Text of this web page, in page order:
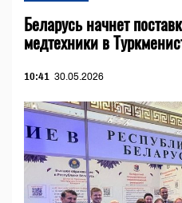
Беларусь начнет
медтехники в
10:41 30.05.2026